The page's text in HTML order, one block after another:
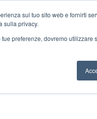
sul tuo sito web e fornirti
sulla privacy.
preferenze, dovremo utilizzare